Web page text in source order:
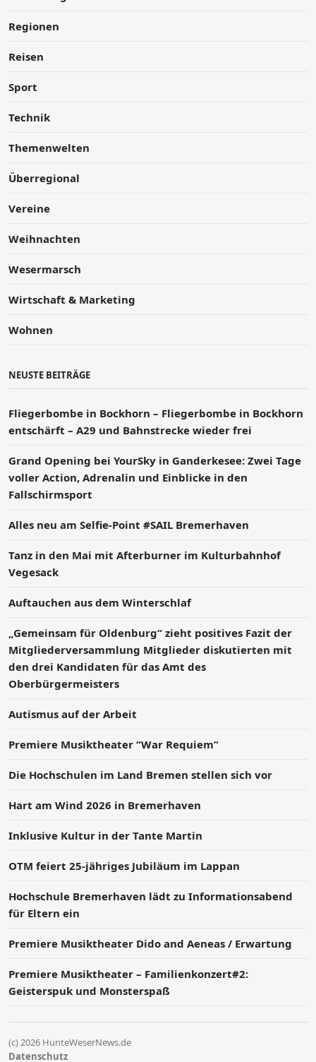
Regionen
Reisen
Sport
Technik
Themenwelten
Überregional
Vereine
Weihnachten
Wesermarsch
Wirtschaft & Marketing
Wohnen
NEUSTE BEITRÄGE
Fliegerbombe in Bockhorn – Fliegerbombe in Bockhorn
entschärft – A29 und Bahnstrecke wieder frei
Grand Opening bei YourSky in Ganderkesee: Zwei Tage
voller Action, Adrenalin und Einblicke in den
Fallschirmsport
Alles neu am Selfie-Point #SAIL Bremerhaven
Tanz in den Mai mit Afterburner im Kulturbahnhof
Vegesack
Auftauchen aus dem Winterschlaf
„Gemeinsam für Oldenburg“ zieht positives Fazit der
Mitgliederversammlung Mitglieder diskutierten mit
den drei Kandidaten für das Amt des
Oberbürgermeisters
Autismus auf der Arbeit
Premiere Musiktheater “War Requiem”
Die Hochschulen im Land Bremen stellen sich vor
Hart am Wind 2026 in Bremerhaven
Inklusive Kultur in der Tante Martin
OTM feiert 25-jähriges Jubiläum im Lappan
Hochschule Bremerhaven lädt zu Informationsabend
für Eltern ein
Premiere Musiktheater Dido and Aeneas / Erwartung
Premiere Musiktheater – Familienkonzert#2:
Geisterspuk und Monsterspaß
(c) 2026 HunteWeserNews.de
Datenschutz